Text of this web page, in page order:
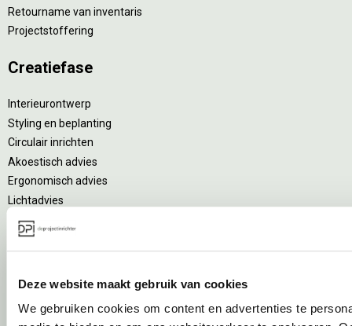
Deze website maakt gebruik van cookies
We gebruiken cookies om content en advertenties te
Retourname van inventaris
Projectstoffering
Creatiefase
Interieurontwerp
Styling en beplanting
Circulair inrichten
Akoestisch advies
Ergonomisch advies
Lichtadvies
Kabelmanagement
Implementatiefase
Inhuizen & montage
Thuiswerkplek voor personeel